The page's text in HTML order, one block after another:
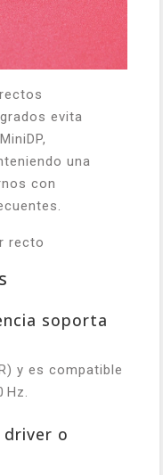
evita
una
con
soporta
y es compatible
Hz.
o